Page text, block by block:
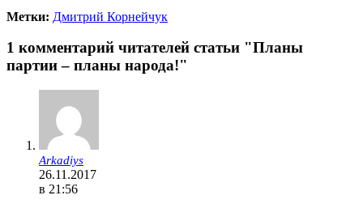
Метки: Дмитрий Корнейчук
1 комментарий читателей статьи "Планы
партии – планы народа!"
Arkadiys
26.11.2017
в 21:56